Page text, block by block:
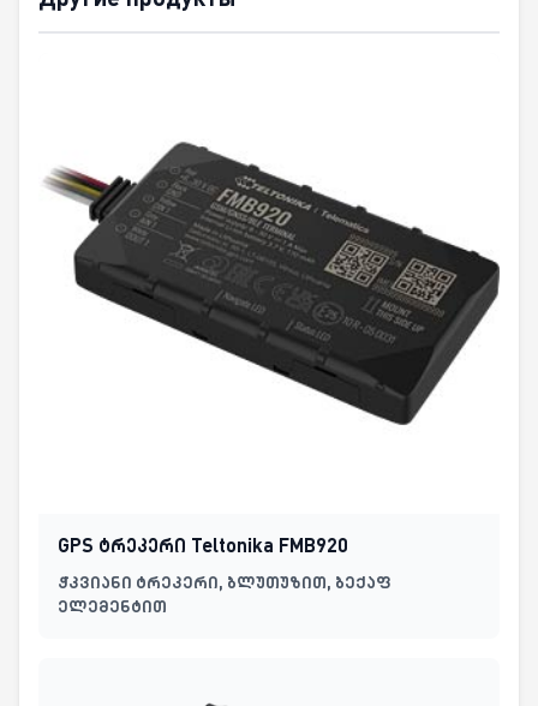
GPS ტრეკერი Teltonika FMB920
ჭკვიანი ტრეკერი, ბლუთუზით, ბექაფ
ელემენტით